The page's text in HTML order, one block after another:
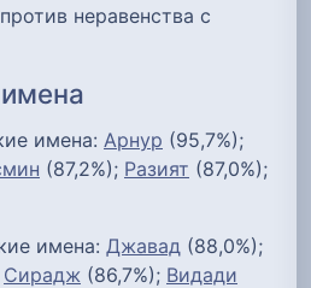
неравенства с
имена: Арнур (95,7%);
(87,2%); Разият (87,0%);
имена: Джавад (88,0%);
Сирадж (86,7%); Видади